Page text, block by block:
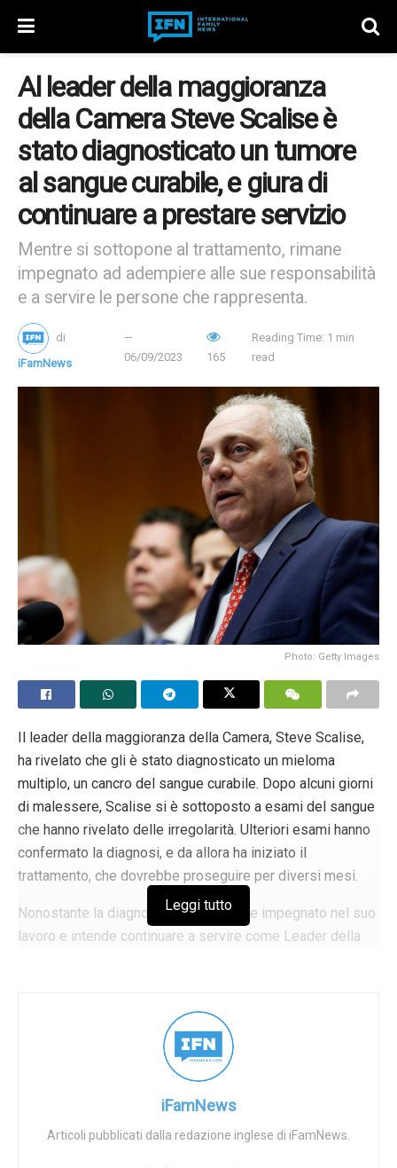
Al leader della maggioranza
della Camera Steve Scalise è
stato diagnosticato un tumore
al sangue curabile, e giura di
continuare a prestare servizio
Mentre si sottopone al trattamento, rimane
impegnato ad adempiere alle sue responsabilità
e a servire le persone che rappresenta.
di
iFamNews
06/09/2023 165
Reading Time: 1 min
read
Photo: Getty Images
Il leader della maggioranza della Camera, Steve Scalise,
ha rivelato che gli è stato diagnosticato un mieloma
multiplo, un cancro del sangue curabile. Dopo alcuni giorni
di malessere, Scalise si è sottoposto a esami del sangue
che hanno rivelato delle irregolarità. Ulteriori esami hanno
confermato la diagnosi, e da allora ha iniziato il
trattamento, che dovrebbe proseguire per diversi mesi.
Nonostante la diagnosi, Scalise rimane impegnato nel suo
lavoro e intende continuare a servire come Leader della
opzioni terapeutiche. Scalise ha espresso il suo
apprezzamento per il suo team medico e ha riconosciuto
il sostegno della sua famiglia, degli amici, dei colleghi e
La determinazione e la risolutezza di Scalise
Leggi tutto
iFamNews
Articoli pubblicati dalla redazione inglese di iFamNews.